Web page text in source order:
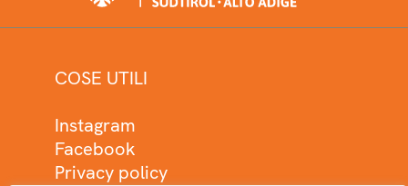
COSE UTILI
Instagram
Facebook
Privacy policy